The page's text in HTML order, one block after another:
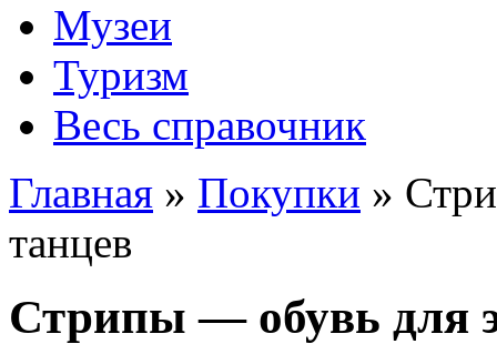
Музеи
Туризм
Весь справочник
Главная » Покупки »
танцев
Стрипы — обувь для